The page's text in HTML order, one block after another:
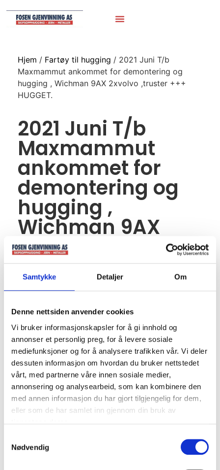
Samtykke Detaljer Om
Denne nettsiden anvender cookies
Vi bruker informasjonskapsler for å gi innhold og
annonser et personlig preg, for å levere sosiale
mediefunksjoner og for å analysere trafikken vår. Vi deler
dessuten informasjon om hvordan du bruker nettstedet
vårt, med partnerne våre innen sosiale medier,
annonsering og analysearbeid, som kan kombinere den
med annen informasjon du har gjort tilgjengelig for dem,
eller som de har samlet inn gjennom din bruk av
Nødvendig
Hjem / Fartøy til hugging / 2021 Juni T/b
Maxmammut ankommet for demontering og
hugging , Wichman 9AX 2xvolvo ,truster +++
HUGGET.
2021 Juni T/b
Maxmammut
ankommet for
demontering og
hugging ,
Wichman 9AX
2xvolvo ,truster
+++ HUGGET.